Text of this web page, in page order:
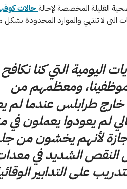
القليلة المخصصة لإحالة حالات
التي لا تنتهي والموارد المحدودة بشكل
اليومية التي كنا
ومعظمهم من
خارج طرابلس عندما لم
لم يعودوا يعملون في
لأنهم يخشون من
النقص الشديد في
على التدابير